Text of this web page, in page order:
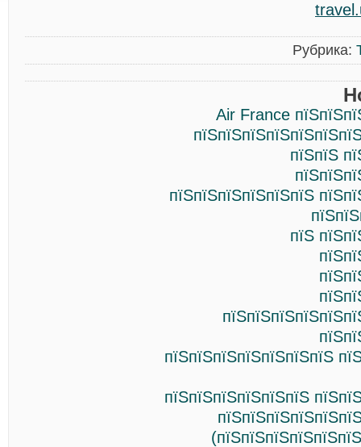
Рубрика:
Air France
пїЅпїЅ
пїЅпїЅпїЅпїЅпїЅпїЅ
пїЅ
пїЅпїЅпїЅпїЅпїЅпїЅпїЅ
пїЅпїЅпїЅпїЅпїЅпїЅ